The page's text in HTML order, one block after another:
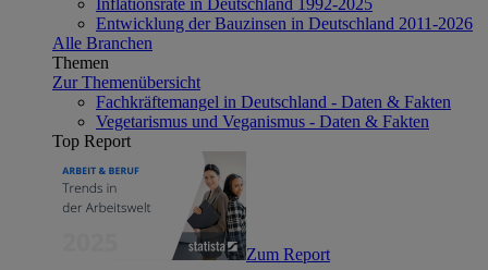
Entwicklung der Bauzinsen in Deutschland 2011-2026
Alle Branchen
Themen
Zur Themenübersicht
Fachkräftemangel in Deutschland - Daten & Fakten
Vegetarismus und Veganismus - Daten & Fakten
Top Report
Zum Report